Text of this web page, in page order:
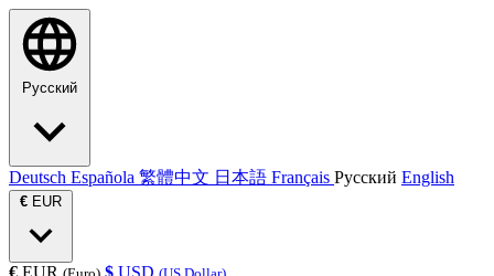
Русский
Deutsch Española 繁體中文 日本語 Français Русский English
€ EUR
€ EUR $ USD